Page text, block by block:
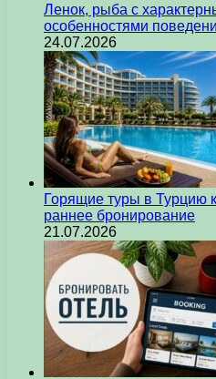
Ленок, рыба с
особенностями
24.07.2026
Горящие туры в Турцию
раннее бронирование
21.07.2026